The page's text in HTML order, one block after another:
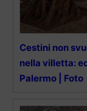
Cestini non
nella villetta:
Palermo | Foto